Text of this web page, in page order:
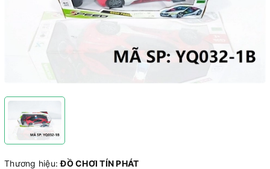
Thương hiệu:ĐỒ CHƠI TÍN PHÁT